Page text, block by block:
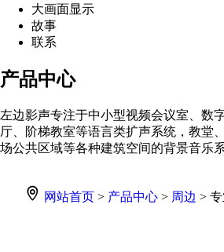
大画面显示
故事
联系
产品中心
左边影声专注于中小型视频会议室、数
厅、阶梯教室等语言类扩声系统，教堂
场公共区域等各种建筑空间的背景音乐系
网站首页> 产品中心> 周边 >